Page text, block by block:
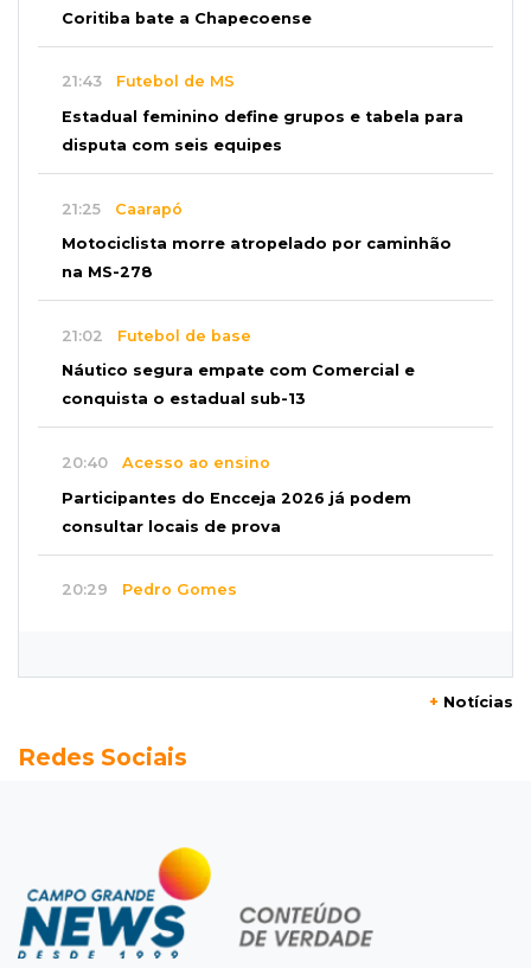
Coritiba bate a Chapecoense
21:43 Futebol de MS
Estadual feminino define grupos e tabela para
disputa com seis equipes
21:25 Caarapó
Motociclista morre atropelado por caminhão
na MS-278
21:02 Futebol de base
Náutico segura empate com Comercial e
conquista o estadual sub-13
20:40 Acesso ao ensino
Participantes do Encceja 2026 já podem
consultar locais de prova
20:29 Pedro Gomes
Pantanal treina em Goiânia antes de jogo que
Campeonato Brasileiro
Remo busca empate com Atlético-MG e segue
na zona de rebaixamento
+ Notícias
Redes Sociais